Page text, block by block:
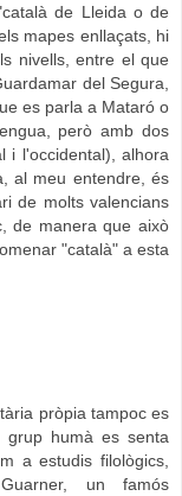
de Lleida o de
mapes enllaçats, hi
nivells, entre el que
del Segura,
es parla a Mataró o
però amb dos
i l'occidental), alhora
al meu entendre, és
de molts valencians
de manera que això
"català" a esta
pròpia tampoc es
humà es senta
a estudis filològics,
un famós